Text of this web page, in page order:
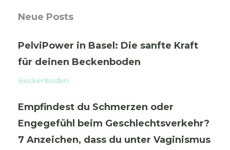
Neue Posts
PelviPower in Basel: Die sanfte Kraft
für deinen Beckenboden
Beckenboden
Empfindest du Schmerzen oder
Engegefühl beim Geschlechtsverkehr?
7 Anzeichen, dass du unter Vaginismus